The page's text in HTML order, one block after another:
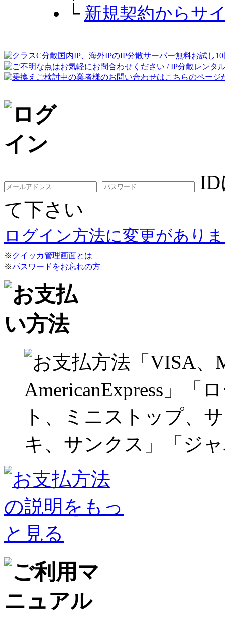
└ 新規契約からサ
ID
て下さい
ログイン方法に変更があり
※ クイッカ管理画面とは
※パスワードをお忘れの方